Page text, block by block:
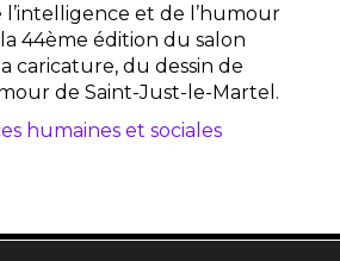
et de l’humour
44ème édition du salon
caricature, du dessin de
de Saint-Just-le-Martel.
humaines et sociales